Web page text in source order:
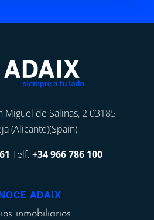
Miguel de Salinas, 2 03185
(Alicante)(Spain)
Telf.+34 966 786 100
ADAIX
inmobiliarios